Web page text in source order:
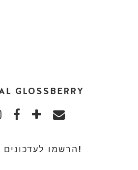
GLOSSBERRY
הרשמו לעדכונים במייל!